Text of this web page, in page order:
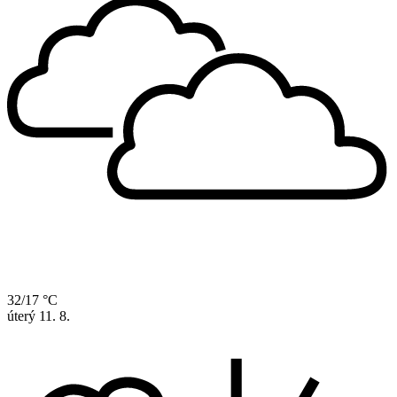
32/17 °C
úterý 11. 8.